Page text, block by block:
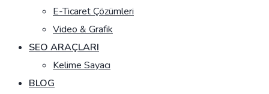
E-Ticaret Çözümleri
Video & Grafik
SEO ARAÇLARI
Kelime Sayacı
BLOG